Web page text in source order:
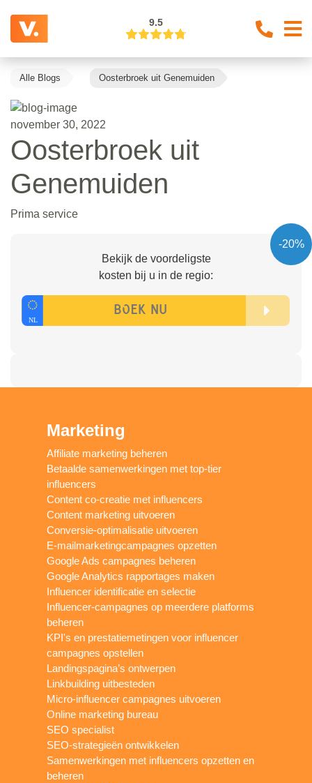
9.5
Alle Blogs Oosterbroek uit Genemuiden
november 30, 2022
Oosterbroek uit
Genemuiden
Prima service
-20%
Bekijk de voordeligste
kosten bij u in de regio:
Marketing
Affiliate marketing beheren
Betaalde samenwerkingen met top-tier
influencers
Content co-creatie met influencers
Content marketing uitvoeren
Conversie-optimalisatie uitvoeren
E-mailmarketingcampagnes opzetten
Google Ads campagnes beheren
Google Analytics rapportages maken
Influencer identificatie en selectie
Influencer-campagnes op meerdere platforms
beheren
KPI's en prestatiemetingen voor influencer
campagnes opstellen
Landingspagina’s ontwerpen
Linkbuilding uitbesteden
Micro-influencer campagnes uitvoeren
Online marketing bureau
SEO specialist
SEO-strategieën ontwikkelen
Samenwerkingen met influencers opzetten en
beheren